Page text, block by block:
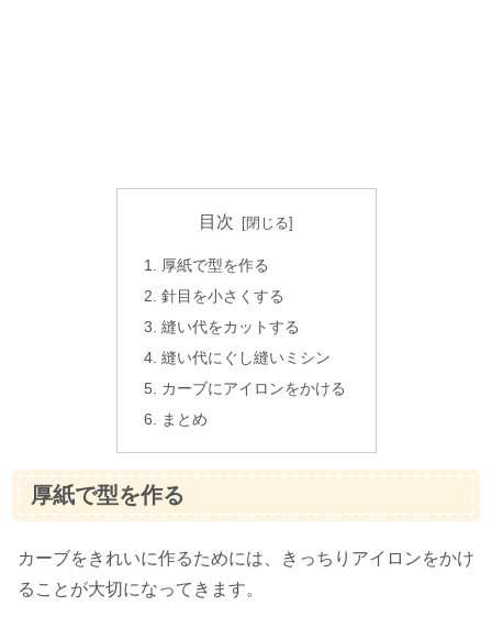
目次
厚紙で型を作る
針目を小さくする
縫い代をカットする
縫い代にぐし縫いミシン
カーブにアイロンをかける
まとめ
厚紙で型を作る
カーブをきれいに作るためには、きっちりアイロンをかけ
ることが大切になってきます。